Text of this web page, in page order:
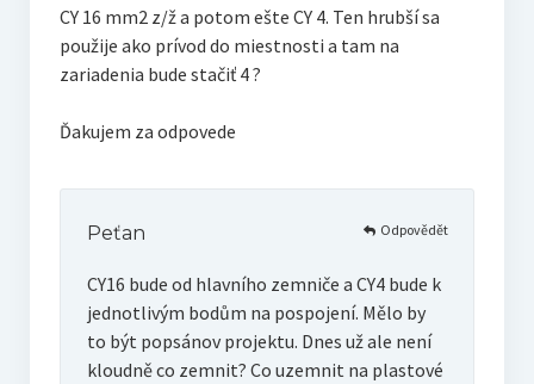
CY 16 mm2 z/ž a potom ešte CY 4. Ten hrubší sa
použije ako prívod do miestnosti a tam na
zariadenia bude stačiť 4 ?
Ďakujem za odpovede
Peťan
CY16 bude od hlavního zemniče a CY4 bude k
jednotlivým bodům na pospojení. Mělo by
to být popsánov projektu. Dnes už ale není
kloudně co zemnit? Co uzemnit na plastové
Odpovědět